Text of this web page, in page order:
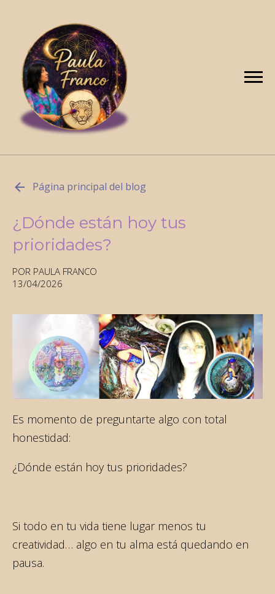
Página principal del blog
¿Dónde están hoy tus
prioridades?
POR PAULA FRANCO
13/04/2026
Es momento de preguntarte algo con total
honestidad:
¿Dónde están hoy tus prioridades?
Si todo en tu vida tiene lugar menos tu
creatividad… algo en tu alma está quedando en
pausa.